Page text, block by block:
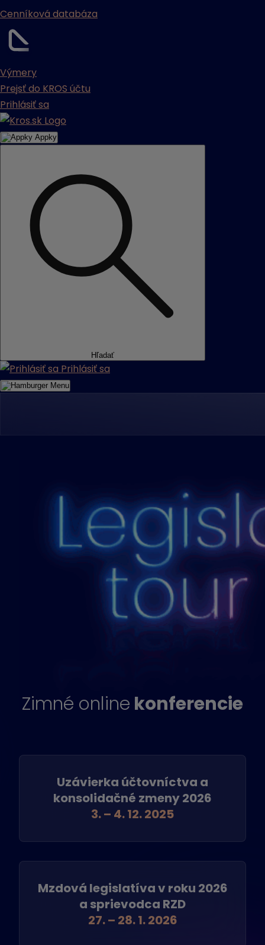
Cenníková databáza
Výmery
Prejsť do KROS účtu
Prihlásiť sa
Appky
Hľadať
Prihlásiť sa
Menu
Zimné online konferencie
Uzávierka účtovníctva a
konsolidačné zmeny 2026
3. – 4. 12. 2025
Mzdová legislatíva v roku 2026
a sprievodca RZD
27. – 28. 1. 2026